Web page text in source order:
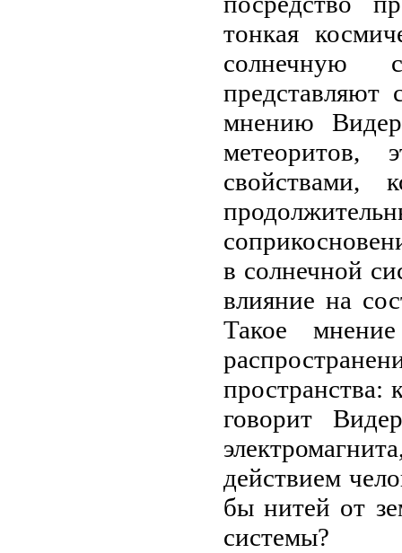
тонкая
солнечную
мнению
метеоритов,
свойствами,
в солнечной
влияние на
Такое
пространства:
говорит
действием
бы нитей от
системы?